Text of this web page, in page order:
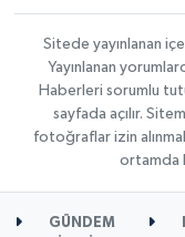
Sitede yayınlanan
Yayınlanan
Haberleri sorumlu
sayfada açılır.
fotoğraflar izin
ortamda
GÜNDEM